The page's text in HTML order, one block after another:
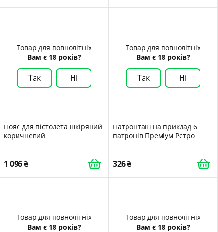
Товар для повнолітніх
Вам є 18 років?
Так Ні
Пояс для пістолета шкіряний
коричневий
1 096
Товар для повнолітніх
Вам є 18 років?
Так Ні
Патронташ на приклад 6
патронів Преміум Ретро
326
Товар для повнолітніх
Вам є 18 років?
Товар для повнолітніх
Вам є 18 років?